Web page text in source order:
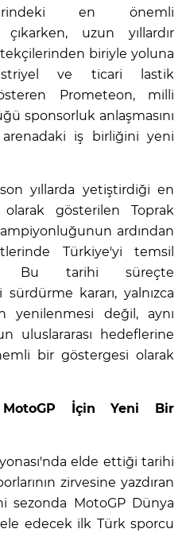
en önemli
uzun yıllardır
biriyle yoluna
ve ticari lastik
Prometeon, milli
sponsorluk anlaşmasını
arenadaki iş birliğini yeni
yıllarda yetiştirdiği en
olarak gösterilen Toprak
ardından
Türkiye'yi temsil
Bu tarihi süreçte
kararı, yalnızca
yenilenmesi değil, aynı
uluslararası hedeflerine
bir göstergesi olarak
MotoGP İçin Yeni Bir
elde ettiği tarihi
zirvesine yazdıran
sezonda MotoGP Dünya
edecek ilk Türk sporcu